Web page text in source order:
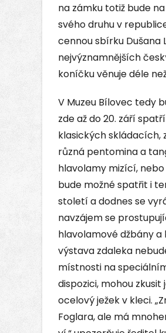
na zámku totiž bude
svého druhu v
cennou sbírku Dušana
nejvýznamnějších
koníčku věnuje déle
V Muzeu Bílovec tedy
zde až do 20. září
klasických skládacích,
různá pentomina a
hlavolamy mizící,
bude možné spatřit i
století a dodnes se
navzájem se
hlavolamové džbány a
výstava zdaleka
místnosti na
dispozici, mohou
ocelový ježek v kleci.
Foglara, ale má